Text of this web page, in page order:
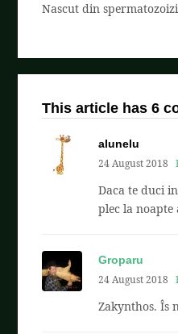
Nascut din
This article has 6
alunelu
24 August 2018
Daca te duci
plec la noapte
Groparu
24 August 2018
Zakynthos. Îs